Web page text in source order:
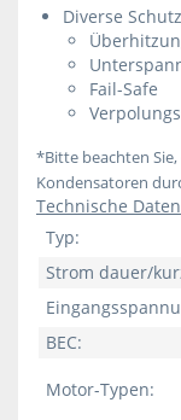
Diverse
Fail-Safe
*Bitte beachten
Kondensatoren
Technische
Typ:
Strom dauer/
BEC:
Motor-Typen: